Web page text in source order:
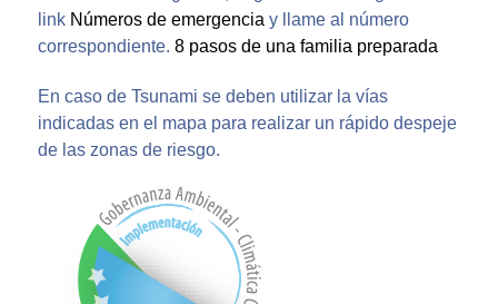
link Números de emergencia y llame al número
correspondiente. 8 pasos de una familia preparada
En caso de Tsunami se deben utilizar la vías
indicadas en el mapa para realizar un rápido despeje
de las zonas de riesgo.